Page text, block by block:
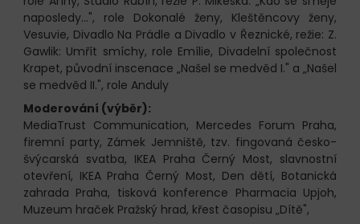
naposledy...", role Dokonalé ženy, Kleštěncovy ženy,
Vesuvie, Divadlo Na Prádle a Divadlo v Řeznické, režie: Z.
Gawlik: Umřít smíchy, role Emílie, Divadelní společnost
Krapet, původní inscenace „Našel se medvěd I." a „Našel
se medvěd II.", role Anduly
Moderování (výběr):
MediaTrust Communication, Mercedes Forum Praha,
firemní party, Zámek Jemniště, tzv. fingovaná česko-
švýcarská svatba, IKEA Praha Černý Most, slavnostní
otevření, IKEA Praha Černý Most, Den dětí, Botanická
zahrada Praha, tisková konference Pharmacia Upjoh,
Muzeum hraček Pražský hrad, křest časopisu „Dítě",